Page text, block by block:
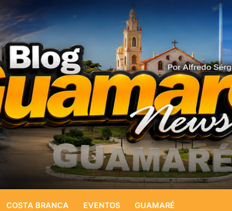
COSTA BRANCA EVENTOS GUAMARÉ